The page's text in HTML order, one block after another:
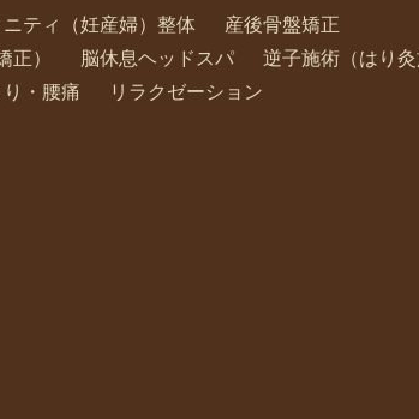
ニティ（妊産婦）整体
産後骨盤矯正
正）
脳休息ヘッドスパ
逆子施術（はり灸
り・腰痛 リラクゼーション